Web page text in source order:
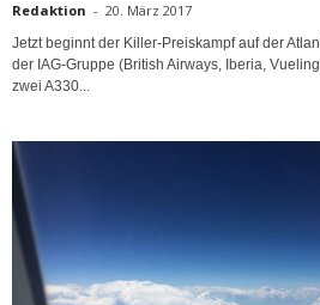
Redaktion - 20. März 2017
Jetzt beginnt der Killer-Preiskampf auf der
der IAG-Gruppe (British Airways, Iberia,
zwei A330...